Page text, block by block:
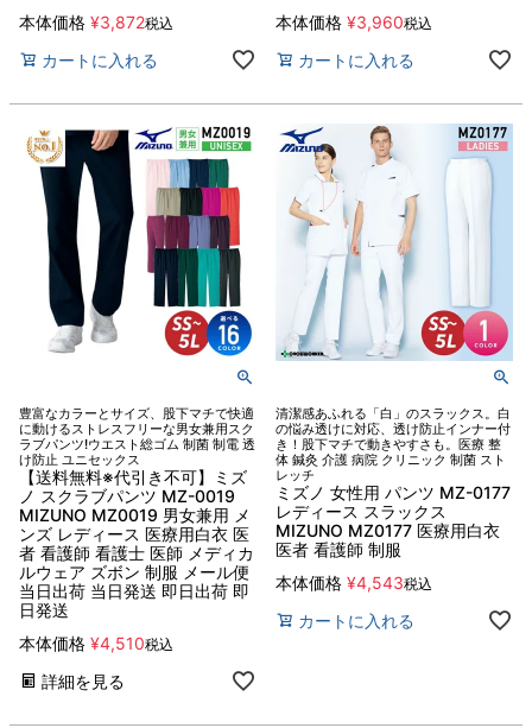
本体価格 ¥3,872税込
カートに入れる
本体価格 ¥3,960税込
カートに入れる
豊富なカラーとサイズ、股下マチで快適
に動けるストレスフリーな男女兼用スク
ラブパンツ!ウエスト総ゴム 制菌 制電 透
け防止 ユニセックス
【送料無料※代引き不可】ミズ
ノ スクラブパンツ MZ-0019
MIZUNO MZ0019 男女兼用 メ
ンズ レディース 医療用白衣 医
者 看護師 看護士 医師 メディカ
ルウェア ズボン 制服 メール便
当日出荷 当日発送 即日出荷 即
日発送
本体価格 ¥4,510税込
詳細を見る
清潔感あふれる「白」のスラックス。白
の悩み透けに対応、透け防止インナー付
き！股下マチで動きやすさも。医療 整
体 鍼灸 介護 病院 クリニック 制菌 スト
レッチ
ミズノ 女性用 パンツ MZ-0177
レディース スラックス
MIZUNO MZ0177 医療用白衣
医者 看護師 制服
本体価格 ¥4,543税込
カートに入れる